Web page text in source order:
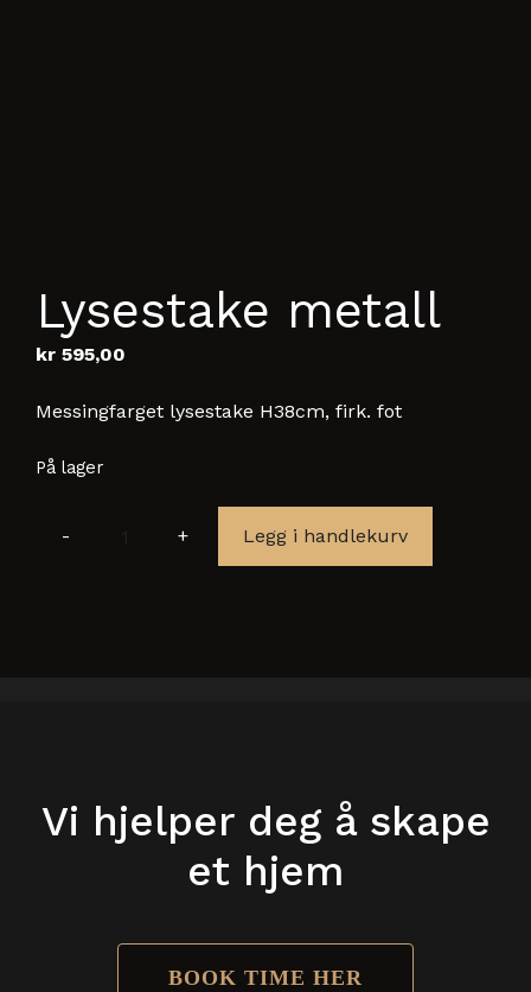
Lysestake metall
kr 595,00
Messingfarget lysestake H38cm, firk. fot
På lager
Lysestake
Legg i handlekurv
Vi hjelper deg å skape
et hjem
BOOK TIME HER